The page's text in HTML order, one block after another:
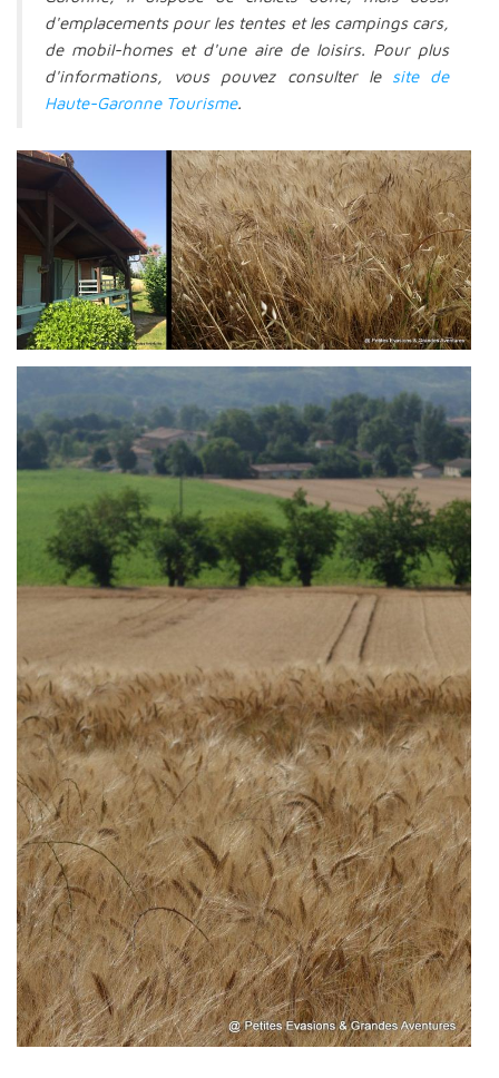
d'emplacements pour les tentes et les campings cars,
de mobil-homes et d'une aire de loisirs. Pour plus
d'informations, vous pouvez consulter le site de
Haute-Garonne Tourisme.